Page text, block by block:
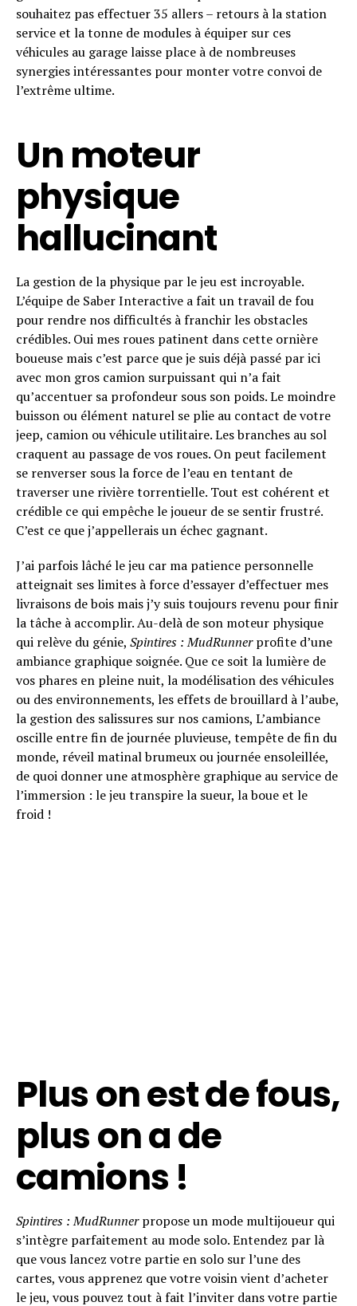
souhaitez pas effectuer 35 allers – retours à la station
service et la tonne de modules à équiper sur ces
véhicules au garage laisse place à de nombreuses
synergies intéressantes pour monter votre convoi de
l’extrême ultime.
Un moteur
physique
hallucinant
La gestion de la physique par le jeu est incroyable.
L’équipe de Saber Interactive a fait un travail de fou
pour rendre nos difficultés à franchir les obstacles
crédibles. Oui mes roues patinent dans cette ornière
boueuse mais c’est parce que je suis déjà passé par ici
avec mon gros camion surpuissant qui n’a fait
qu’accentuer sa profondeur sous son poids. Le moindre
buisson ou élément naturel se plie au contact de votre
jeep, camion ou véhicule utilitaire. Les branches au sol
craquent au passage de vos roues. On peut facilement
se renverser sous la force de l’eau en tentant de
traverser une rivière torrentielle. Tout est cohérent et
crédible ce qui empêche le joueur de se sentir frustré.
C’est ce que j’appellerais un échec gagnant.
J’ai parfois lâché le jeu car ma patience personnelle
atteignait ses limites à force d’essayer d’effectuer mes
livraisons de bois mais j’y suis toujours revenu pour finir
la tâche à accomplir. Au-delà de son moteur physique
qui relève du génie, Spintires : MudRunnerprofite d’une
ambiance graphique soignée. Que ce soit la lumière de
vos phares en pleine nuit, la modélisation des véhicules
ou des environnements, les effets de brouillard à l’aube,
la gestion des salissures sur nos camions, L’ambiance
oscille entre fin de journée pluvieuse, tempête de fin du
monde, réveil matinal brumeux ou journée ensoleillée,
de quoi donner une atmosphère graphique au service de
l’immersion : le jeu transpire la sueur, la boue et le
froid !
Plus on est de fous,
plus on a de
camions !
Spintires : MudRunnerpropose un mode multijoueur qui
s’intègre parfaitement au mode solo. Entendez par là
que vous lancez votre partie en solo sur l’une des
cartes, vous apprenez que votre voisin vient d’acheter
le jeu, vous pouvez tout à fait l’inviter dans votre partie